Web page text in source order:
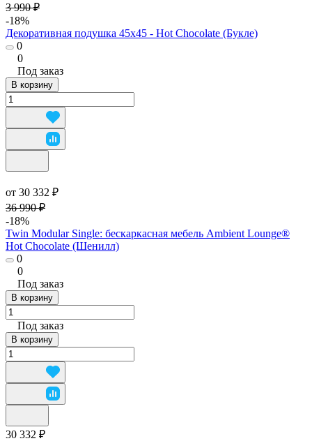
3 990 ₽
-18%
Декоративная подушка 45х45 - Hot Chocolate (Букле)
0
0
Под заказ
В корзину
от 30 332 ₽
36 990 ₽
-18%
Twin Modular Single: бескаркасная мебель Ambient Lounge®
Hot Chocolate (Шенилл)
0
0
Под заказ
В корзину
Под заказ
В корзину
30 332 ₽